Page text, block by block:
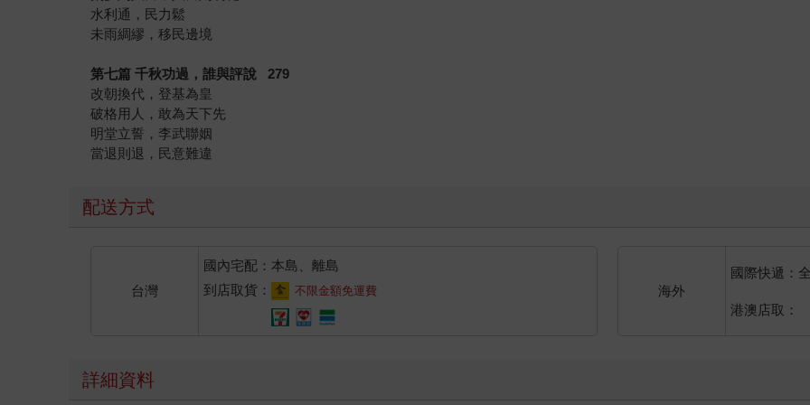
水利通，民力鬆
未雨綢繆，移民邊境
第七篇 千秋功過，誰與評說 279
改朝換代，登基為皇
破格用人，敢為天下先
明堂立誓，李武聯姻
當退則退，民意難違
配送方式
台灣
國內宅配：本島、離島
到店取貨：
不限金額免運費 海外
國際快遞：
港澳店取：
詳細資料